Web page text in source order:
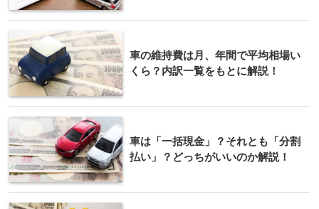
車の維持費は月、年間で平均相場い
くら？内訳一覧をもとに解説！
車は「一括現金」？それとも「分割
払い」？どっちがいいのか解説！